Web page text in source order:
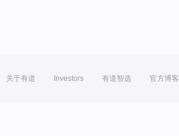
关于有道 Investors 有道智选 官方博客